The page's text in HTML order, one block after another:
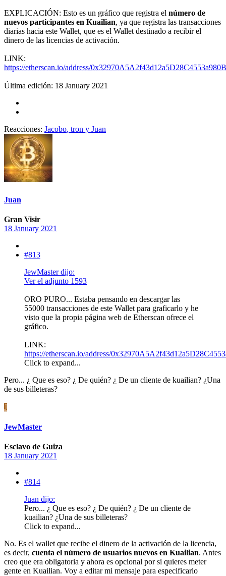
EXPLICACIÓN: Esto es un gráfico que registra el número de
nuevos participantes en Kuailian, ya que registra las transacciones
diarias hacia este Wallet, que es el Wallet destinado a recibir el
dinero de las licencias de activación.
LINK:
https://etherscan.io/address/
Última edición: 18 January 2021
Reacciones: Jacobo, tron y Juan
Juan
Gran Visir
18 January 2021
#813
JewMaster dijo:
Ver el adjunto 1593
ORO PURO... Estaba pensando en descargar las
55000 transacciones de este Wallet para graficarlo y he
visto que la propia página web de Etherscan ofrece el
gráfico.
LINK:
https://etherscan.io/address/
Click to expand...
Pero... ¿ Que es eso? ¿ De quién? ¿ De un cliente de kuailian? ¿Una
de sus billeteras?
J
JewMaster
Esclavo de Guiza
18 January 2021
#814
Juan dijo:
Pero... ¿ Que es eso? ¿ De quién? ¿ De un cliente de
kuailian? ¿Una de sus billeteras?
Click to expand...
No. Es el wallet que recibe el dinero de la activación de la licencia,
es decir, cuenta el número de usuarios nuevos en Kuailian. Antes
creo que era obligatoria y ahora es opcional por si quieres meter
gente en Kuailian. Voy a editar mi mensaje para especificarlo